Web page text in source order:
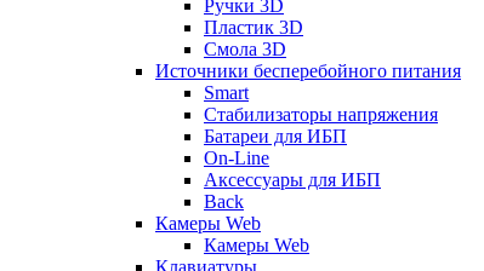
Ручки 3D
Пластик 3D
Смола 3D
Источники бесперебойного питания
Smart
Стабилизаторы напряжения
Батареи для ИБП
On-Line
Аксессуары для ИБП
Back
Камеры Web
Камеры Web
Клавиатуры